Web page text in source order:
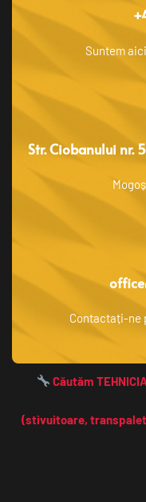
Suntem
Str. Ciobanului nr.
Contactați-ne
Căutăm
(stivuitoare,